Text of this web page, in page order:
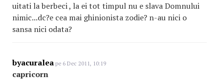
uitati la berbeci , la ei tot timpul nu e slava Domnului
nimic...dc?e cea mai ghinionista zodie? n-au nici o
sansa nici odata?
byacuralea pe 6 Dec 2011, 10:19
capricorn